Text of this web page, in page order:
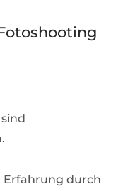
Erfahrung durch